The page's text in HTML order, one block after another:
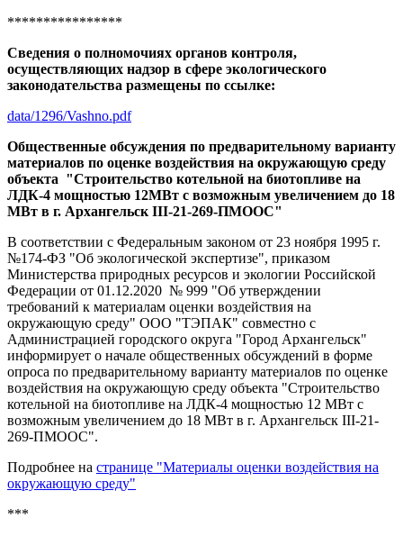
****************
Сведения о полномочиях органов контроля,
осуществляющих надзор в сфере экологического
законодательства размещены по ссылке:
data/1296/Vashno.pdf
Общественные обсуждения по предварительному варианту
материалов по оценке воздействия на окружающую среду
объекта "Строительство котельной на биотопливе на
ЛДК-4 мощностью 12МВт с возможным увеличением до 18
МВт в г. Архангельск III-21-269-ПМООС"
В соответствии с Федеральным законом от 23 ноября 1995 г.
№174-ФЗ "Об экологической экспертизе", приказом
Министерства природных ресурсов и экологии Российской
Федерации от 01.12.2020 № 999 "Об утверждении
требований к материалам оценки воздействия на
окружающую среду" ООО "ТЭПАК" совместно с
Администрацией городского округа "Город Архангельск"
информирует о начале общественных обсуждений в форме
опроса по предварительному варианту материалов по оценке
воздействия на окружающую среду объекта "Строительство
котельной на биотопливе на ЛДК-4 мощностью 12 МВт с
возможным увеличением до 18 МВт в г. Архангельск III-21-
269-ПМООС".
Подробнее на странице "Материалы оценки воздействия на
окружающую среду"
***